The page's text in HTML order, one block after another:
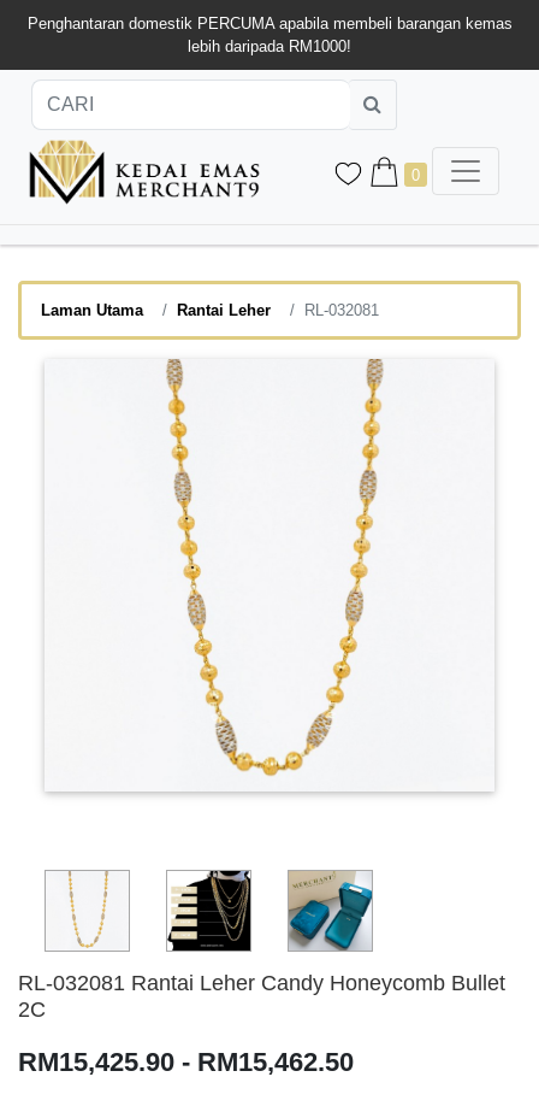
Penghantaran domestik PERCUMA apabila membeli barangan kemas
lebih daripada RM1000!
0
Laman Utama Rantai Leher RL-032081
RL-032081 Rantai Leher Candy Honeycomb Bullet
2C
RM15,425.90 - RM15,462.50